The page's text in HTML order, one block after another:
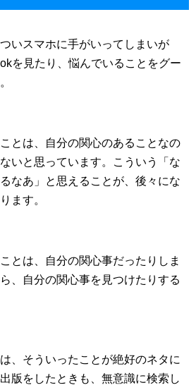
いスマホに手がいってしまいが
を見たり、悩んでいることをグー
とは、自分の関心のあることなの
いと思っています。こういう「な
なあ」と思えることが、後々にな
ます。
とは、自分の関心事だったりしま
、自分の関心事を見つけたりする
、そういったことが絶好のネタに
版をしたときも、無意識に検索し